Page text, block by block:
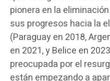
pionera en la
sus progresos hacia la
(Paraguay en 2018,
en 2021, y Belice en
preocupada por el
están empezando a